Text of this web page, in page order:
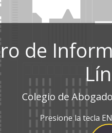
de
Colegio de
Presione la tecla